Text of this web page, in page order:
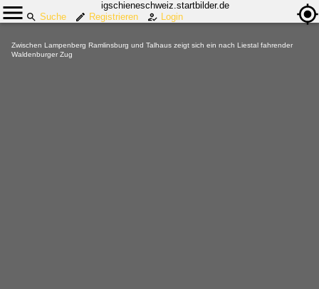
igschieneschweiz.startbilder.de
Suche
Registrieren Login
Zwischen Lampenberg Ramlinsburg und Talhaus zeigt sich ein nach Liestal fahrender
Waldenburger Zug